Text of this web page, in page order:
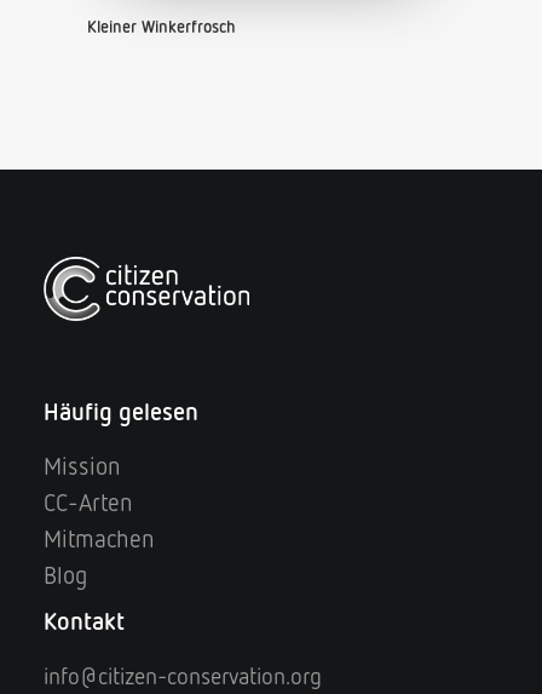
Kleiner Winkerfrosch
Häufig gelesen
Mission
CC-Arten
Mitmachen
Blog
Kontakt
info@citizen-conservation.org